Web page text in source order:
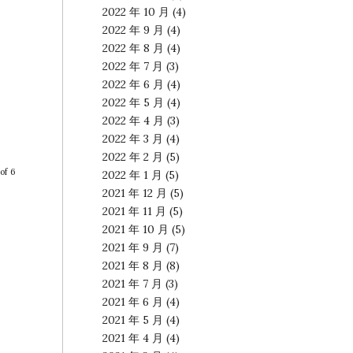
6
2022 年 10 月 (4)
2022 年 9 月 (4)
2022 年 8 月 (4)
2022 年 7 月 (3)
2022 年 6 月 (4)
2022 年 5 月 (4)
2022 年 4 月 (3)
2022 年 3 月 (4)
2022 年 2 月 (5)
2022 年 1 月 (5)
2021 年 12 月 (5)
2021 年 11 月 (5)
2021 年 10 月 (5)
2021 年 9 月 (7)
2021 年 8 月 (8)
2021 年 7 月 (3)
2021 年 6 月 (4)
2021 年 5 月 (4)
2021 年 4 月 (4)